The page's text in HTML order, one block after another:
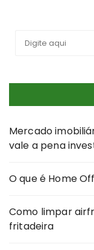
Mercado
vale a pena
O que é Home
Como limpar
fritadeira